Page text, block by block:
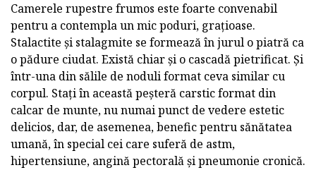
Camerele rupestre frumos este foarte convenabil
pentru a contempla un mic poduri, grațioase.
Stalactite și stalagmite se formează în jurul o piatră ca
o pădure ciudat. Există chiar și o cascadă pietrificat. Și
într-una din sălile de noduli format ceva similar cu
corpul. Stați în această peșteră carstic format din
calcar de munte, nu numai punct de vedere estetic
delicios, dar, de asemenea, benefic pentru sănătatea
umană, în special cei care suferă de astm,
hipertensiune, angină pectorală și pneumonie cronică.